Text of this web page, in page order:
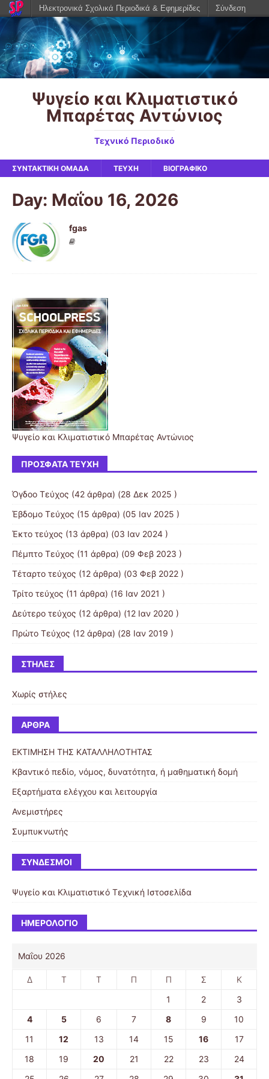
Ψυγείο και Κλιματιστικό
Μπαρέτας Αντώνιος
Τεχνικό Περιοδικό
ΣΥΝΤΑΚΤΙΚΉ ΟΜΆΔΑ ΤΕΥΧΗ ΒΙΟΓΡΑΦΙΚΌ
Day: Μαΐου 16, 2026
fgas
Ψυγείο και Κλιματιστικό Μπαρέτας Αντώνιος
ΠΡΌΣΦΑΤΑ ΤΕΎΧΗ
Όγδοο Τεύχος (42 άρθρα) (28 Δεκ 2025 )
Έβδομο Τεύχος (15 άρθρα) (05 Ιαν 2025 )
Έκτο τεύχος (13 άρθρα) (03 Ιαν 2024 )
Πέμπτο Τεύχος (11 άρθρα) (09 Φεβ 2023 )
Τέταρτο τεύχος (12 άρθρα) (03 Φεβ 2022 )
Τρίτο τεύχος (11 άρθρα) (16 Ιαν 2021 )
Δεύτερο τεύχος (12 άρθρα) (12 Ιαν 2020 )
Πρώτο Τεύχος (12 άρθρα) (28 Ιαν 2019 )
ΣΤΉΛΕΣ
Χωρίς στήλες
ΆΡΘΡΑ
ΕΚΤΙΜΗΣΗ ΤΗΣ ΚΑΤΑΛΛΗΛΟΤΗΤΑΣ
Κβαντικό πεδίο, νόμος, δυνατότητα, ή μαθηματική δομή
Εξαρτήματα ελέγχου και λειτουργία
Ανεμιστήρες
Συμπυκνωτής
ΣΎΝΔΕΣΜΟΙ
Ψυγείο και Κλιματιστικό Τεχνική Ιστοσελίδα
ΗΜΕΡΟΛΌΓΙΟ
Μαΐου 2026
Δ Τ Τ Π Π Σ
Κ
1
2
3
4
5 6 7 8 9
10
11
12 13 14 15 16
17
18
19 20 21 22 23
24
Ηλεκτρονικά Σχολικά Περιοδικά & Εφημερίδες Σύνδεση